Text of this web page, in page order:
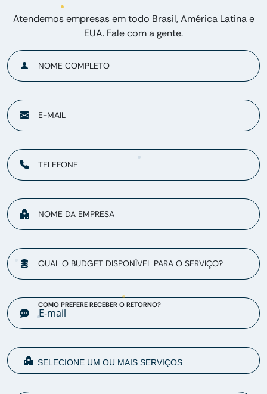
Atendemos empresas em todo Brasil, América Latina e
EUA. Fale com a gente.
NOME COMPLETO
E-MAIL
TELEFONE
NOME DA EMPRESA
QUAL O BUDGET DISPONÍVEL PARA O SERVIÇO?
COMO PREFERE RECEBER O RETORNO?